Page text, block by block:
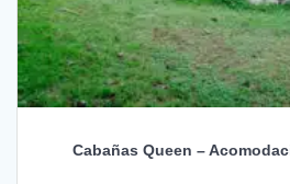
Cabañas Queen –